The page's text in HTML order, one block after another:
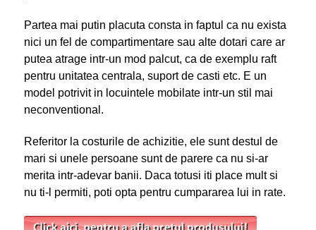
Partea mai putin placuta consta in faptul ca nu exista
nici un fel de compartimentare sau alte dotari care ar
putea atrage intr-un mod palcut, ca de exemplu raft
pentru unitatea centrala, suport de casti etc. E un
model potrivit in locuintele mobilate intr-un stil mai
neconventional.
Referitor la costurile de achizitie, ele sunt destul de
mari si unele persoane sunt de parere ca nu si-ar
merita intr-adevar banii. Daca totusi iti place mult si
nu ti-l permiti, poti opta pentru cumpararea lui in rate.